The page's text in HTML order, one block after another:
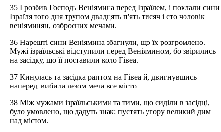
35 І розбив Господь Веніямина перед Ізраїлем, і поклали сини
Ізраїля того дня трупом двадцять п'ять тисяч і сто чоловік
веніяминян, озброєних мечами.
36 Нарешті сини Веніямина збагнули, що їх розгромлено.
Мужі ізраїльські відступили перед Веніямином, бо звірились
на засідку, що її поставили коло Гівеа.
37 Кинулась та засідка раптом на Гівеа й, двигнувшись
наперед, вибила лезом меча все місто.
38 Між мужами ізраїльськими та тими, що сиділи в засідці,
було умовлено, що дадуть знак: пустять угору великий дим
над містом.